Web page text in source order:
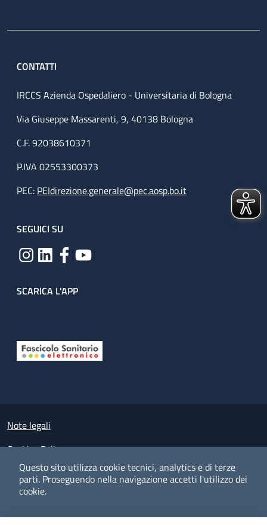
Questo sito utilizza cookie tecnici, analytics e di terze
parti. Proseguendo nella navigazione accetti l'utilizzo dei
cookie.
CONTATTI
IRCCS Azienda Ospedaliero - Universitaria di Bologna
Via Giuseppe Massarenti, 9, 40138 Bologna
C.F. 92038610371
P.IVA 02553300373
PEC: PEIdirezione.generale@pec.aosp.bo.it
SEGUICI SU
SCARICA L'APP
Small prints
Note legali
Cookies Policy
Policy privacy e protezione del dato personale
Albo pretorio on-line
Dichiarazione di accessibilità